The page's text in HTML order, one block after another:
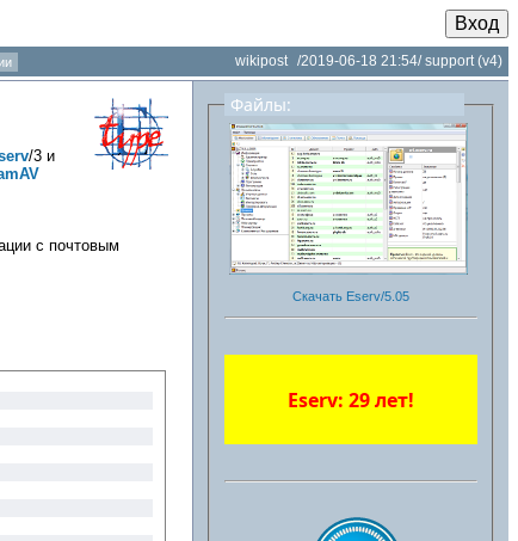
Вход
wikipost /2019-06-18 21:54/support (v4)
/3 и
с почтовым
Файлы:
Скачать Eserv/5.05
Eserv: 29 лет!